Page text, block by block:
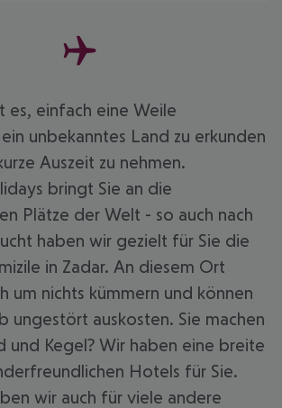
es, einfach eine Weile
unbekanntes Land zu erkunden
Auszeit zu nehmen.
bringt Sie an die
Plätze der Welt - so auch nach
haben wir gezielt für Sie die
in Zadar. An diesem Ort
um nichts kümmern und können
ungestört auskosten. Sie machen
und Kegel? Wir haben eine breite
Hotels für Sie.
wir auch für viele andere